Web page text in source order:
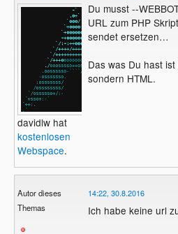
davidlw hat
kostenlosen
Webspace.
Du musst --
URL zum PHP
sendet ersetzen…
Das was Du hast
sondern HTML.
Autor dieses
Themas
14:22, 30.8.2016
Ich habe keine url